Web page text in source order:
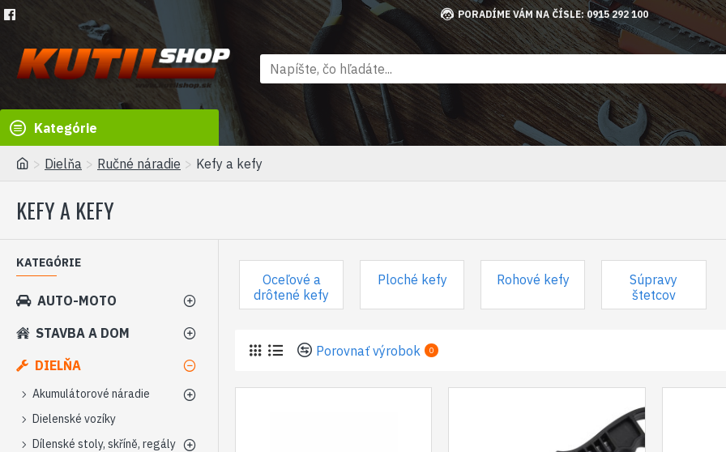
PORADÍME VÁM NA ČÍSLE: 0915 292 100
Kategórie
Dielňa Ručné náradie Kefy a kefy
KEFY A KEFY
KATEGÓRIE
AUTO-MOTO
STAVBA A DOM
DIELŇA
Akumulátorové náradie
Dielenské vozíky
Dílenské stoly, skříně, regály
Oceľové a
drôtené kefy
Ploché kefy Rohové kefy
Súpravy
štetcov
Porovnať výrobok 0